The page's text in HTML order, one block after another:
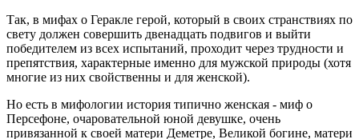
Так, в мифах о Геракле герой, который в своих странствиях по
свету должен совершить двенадцать подвигов и выйти
победителем из всех испытаний, проходит через трудности и
препятствия, характерные именно для мужской природы (хотя
многие из них свойственны и для женской).
Но есть в мифологии история типично женская - миф о
Персефоне, очаровательной юной девушке, очень
привязанной к своей матери Деметре, Великой богине, матери